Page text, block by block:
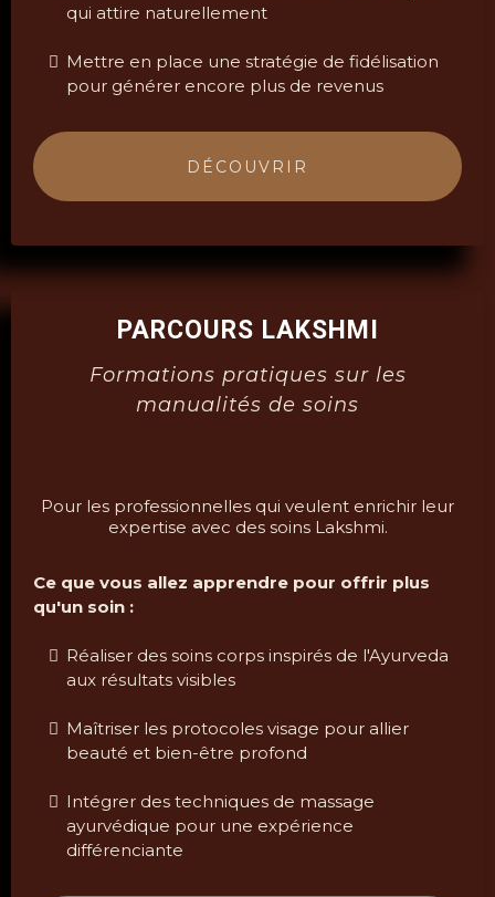
qui attire naturellement
Mettre en place une stratégie de fidélisation
pour générer encore plus de revenus
DÉCOUVRIR
PARCOURS LAKSHMI
Formations pratiques sur les
manualités de soins
Pour les professionnelles qui veulent enrichir leur
expertise avec des soins Lakshmi.
Ce que vous allez apprendre pour offrir plus
qu'un soin :
Réaliser des soins corps inspirés de l'Ayurveda
aux résultats visibles
Maîtriser les protocoles visage pour allier
beauté et bien-être profond
Intégrer des techniques de massage
ayurvédique pour une expérience
différenciante